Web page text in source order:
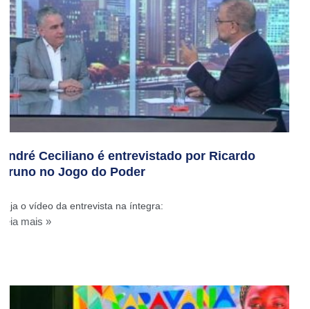
André Ceciliano é entrevistado por Ricardo
Bruno no Jogo do Poder
Veja o vídeo da entrevista na íntegra:
Leia mais »